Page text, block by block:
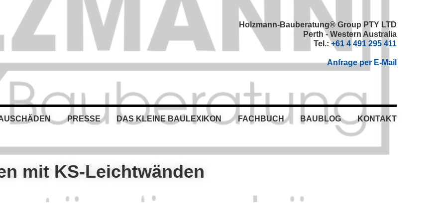
Holzmann-Bauberatung® Group PTY LTD
Perth - Western Australia
Tel.:+61 4 491 295 411
Anfrage per E-Mail
PRESSE DAS KLEINE BAULEXIKON FACHBUCH BAUBLOG KONTAKT
mit KS-Leichtwänden